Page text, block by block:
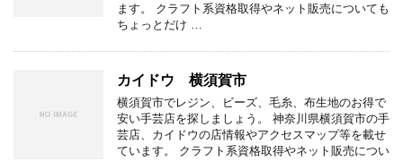
ます。 クラフト系資格取得やネット販売についても
ちょっとだけ …
カイドウ 横須賀市
横須賀市でレジン、ビーズ、毛糸、布生地のお得で
安い手芸店を探しましょう。 神奈川県横須賀市の手
芸店、カイドウの店情報やアクセスマップ等を載せ
ています。 クラフト系資格取得やネット販売につい